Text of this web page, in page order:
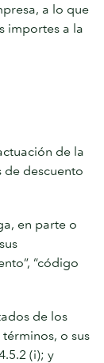
a lo que
importes a la
de la
de descuento
en parte o
“código
de los
o sus
(i); y